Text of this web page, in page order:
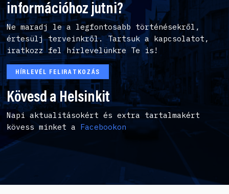
információhoz jutni?
Ne maradj le a legfontosabb történésekről,
értesülj terveinkről. Tartsuk a kapcsolatot,
iratkozz fel hírlevelünkre Te is!
HÍRLEVÉL FELIRATKOZÁS
Kövesd a Helsinkit
Napi aktualitásokért és extra tartalmakért
kövess minket a Facebookon